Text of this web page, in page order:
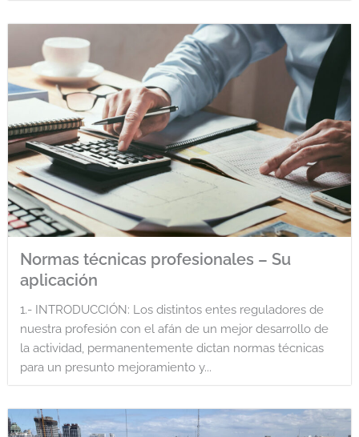
Normas técnicas profesionales – Su
aplicación
1.- INTRODUCCIÓN: Los distintos entes reguladores de
nuestra profesión con el afán de un mejor desarrollo de
la actividad, permanentemente dictan normas técnicas
para un presunto mejoramiento y...